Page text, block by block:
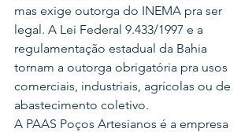
mas exige outorga do INEMA pra ser
legal. A Lei Federal 9.433/1997 e a
regulamentação estadual da Bahia
tornam a outorga obrigatória pra usos
comerciais, industriais, agrícolas ou de
abastecimento coletivo.
A PAAS Poços Artesianos é a empresa